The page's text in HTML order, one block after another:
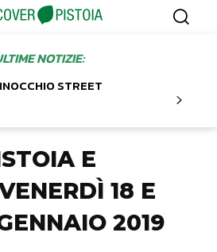
NOTIZIE:
STREET
E
18 E
2019